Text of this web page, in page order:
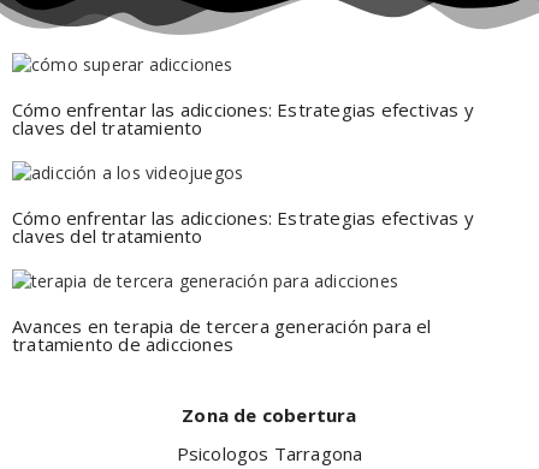
Cómo enfrentar las adicciones: Estrategias efectivas y
claves del tratamiento
Cómo enfrentar las adicciones: Estrategias efectivas y
claves del tratamiento
Avances en terapia de tercera generación para el
tratamiento de adicciones
Zona de cobertura
Psicologos Tarragona